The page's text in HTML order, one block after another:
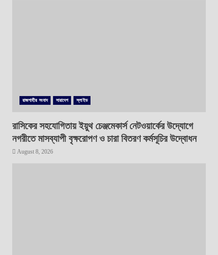
রাজশাহীর সংবাদ সারাদেশ স্লাইড
রাসিকের সহযোগিতায় ইয়ুথ চেঞ্জমেকার্স নেটওয়ার্কের উদ্যোগে
নগরীতে মাসব্যাপী বৃক্ষরোপণ ও চারা বিতরণ কর্মসূচির উদ্বোধন
August 8, 2026